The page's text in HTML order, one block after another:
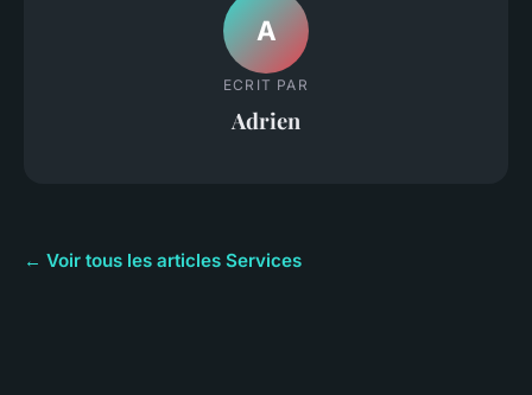
A
ECRIT PAR
Adrien
← Voir tous les articles Services